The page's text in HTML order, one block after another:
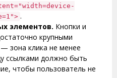
.
элементов. Кнопки и
крупными
зона клика не менее
ссылками должно быть
чтобы пользователь не